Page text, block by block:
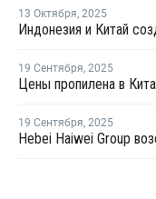
13 Октября, 2025
19 Сентября, 2025
Цены пропилена в
19 Сентября, 2025